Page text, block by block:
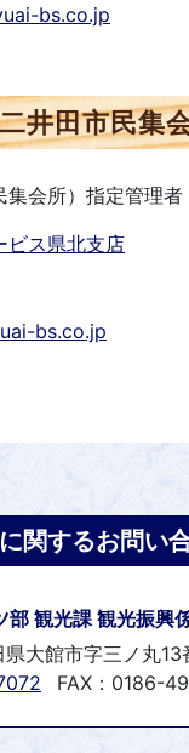
bs.co.jp
井田市民集
集会所）指定管理者
ビス県北支店
bs.co.jp
関するお問い
部 観光課 観光振興
大館市字三ノ丸13
FAX：0186-